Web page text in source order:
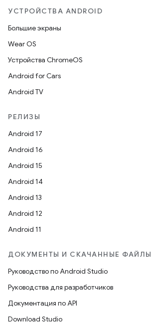
УСТРОЙСТВА ANDROID
Большие экраны
Wear OS
Устройства ChromeOS
Android for Cars
Android TV
РЕЛИЗЫ
Android 17
Android 16
Android 15
Android 14
Android 13
Android 12
Android 11
ДОКУМЕНТЫ И СКАЧАННЫЕ ФАЙЛЫ
Руководство по Android Studio
Руководства для разработчиков
Документация по API
Download Studio